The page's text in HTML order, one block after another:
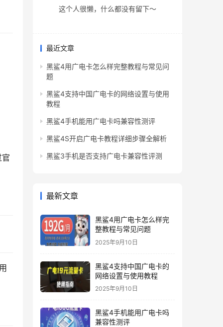
这个人很懒，什么都没有留下～
最近文章
黑鲨4用广电卡怎么样完整教程与常见问
题
黑鲨4支持中国广电卡的网络设置与使用
教程
黑鲨4手机能用广电卡吗兼容性测评
黑鲨4S开启广电卡教程详细步骤全解析
黑鲨3手机是否支持广电卡兼容性评测
最新文章
黑鲨4用广电卡怎么样完
整教程与常见问题
2025年9月10日
黑鲨4支持中国广电卡的
网络设置与使用教程
2025年9月10日
黑鲨4手机能用广电卡吗
兼容性测评